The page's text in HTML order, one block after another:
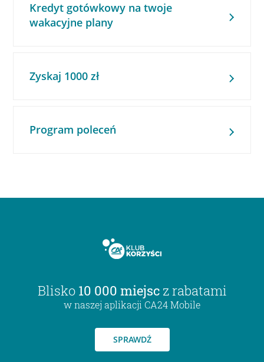
Kredyt gotówkowy na twoje
wakacyjne plany
Zyskaj 1000 zł
Program poleceń
Blisko 10 000 miejsc z rabatami
w naszej aplikacji CA24 Mobile
SPRAWDŹ